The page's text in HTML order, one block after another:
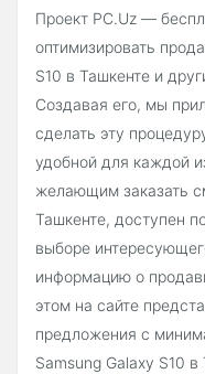
Проект PC.Uz —
оптимизировать
S10 в Ташкенте и
Создавая его, мы
сделать эту
удобной для каждой
желающим заказать
Ташкенте, доступен
выборе
информацию о
этом на сайте
предложения с
Samsung Galaxy S10